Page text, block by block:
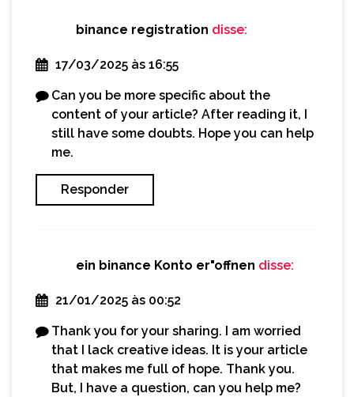
binance registration disse:
17/03/2025 às 16:55
Can you be more specific about the
content of your article? After reading it, I
still have some doubts. Hope you can help
me.
Responder
ein binance Konto er"offnen disse:
21/01/2025 às 00:52
Thank you for your sharing. I am worried
that I lack creative ideas. It is your article
that makes me full of hope. Thank you.
But, I have a question, can you help me?